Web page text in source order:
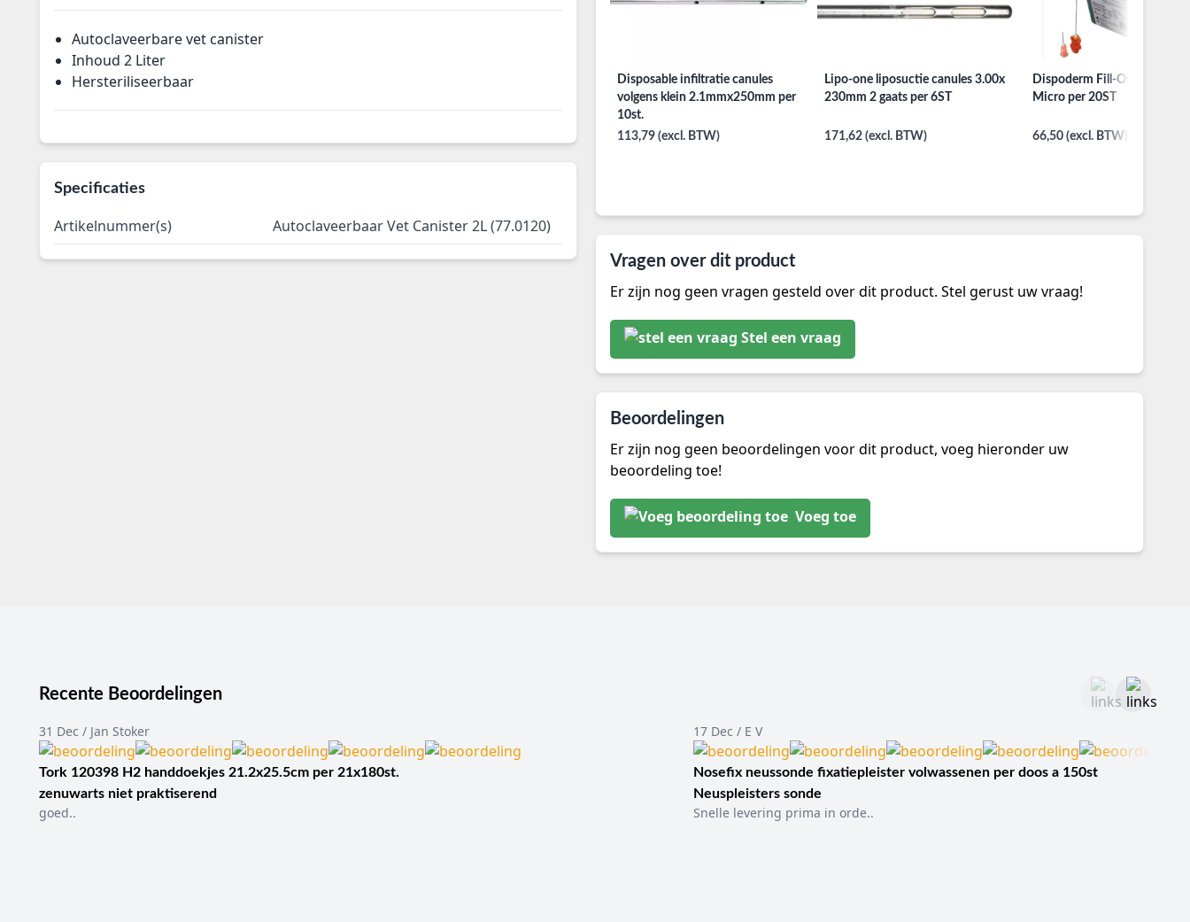
Autoclaveerbare vet canister
Inhoud 2 Liter
Hersteriliseerbaar
Specificaties
Artikelnummer(s) Autoclaveerbaar Vet Canister 2L (77.0120)
Disposable infiltratie canules
volgens klein 2.1mmx250mm per
10st.
113,79 (excl. BTW)
Lipo-one liposuctie canules 3.00x
230mm 2 gaats per 6ST
171,62 (excl. BTW)
Dispoderm Fill-One filler
Micro per 20ST
66,50 (excl. BTW)
Vragen over dit product
Er zijn nog geen vragen gesteld over dit product. Stel gerust uw vraag!
Stel een vraag
Beoordelingen
Er zijn nog geen beoordelingen voor dit product, voeg hieronder uw
beoordeling toe!
Voeg toe
Recente Beoordelingen
31 Dec / Jan Stoker
Tork 120398 H2 handdoekjes 21.2x25.5cm per 21x180st.
zenuwarts niet praktiserend
goed..
17 Dec / E V
Nosefix neussonde fixatiepleister volwassenen per doos a 150st
Neuspleisters sonde
Snelle levering prima in orde..